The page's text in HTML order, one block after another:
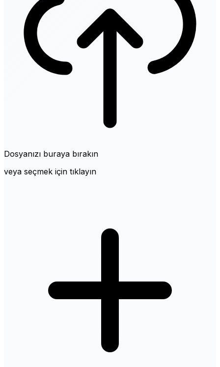
Dosyanızı buraya bırakın
veya seçmek için tıklayın